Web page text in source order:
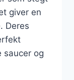
giver en
Deres
saucer og